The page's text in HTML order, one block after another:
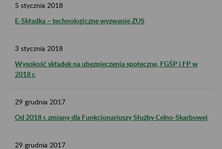
5 stycznia 2018
E-Składka – technologiczne wyzwanie ZUS
3 stycznia 2018
Wysokość składek na ubezpieczenia społeczne, FGŚP i FP w
2018 r.
29 grudnia 2017
Od 2018 r. zmiany dla Funkcjonariuszy Służby Celno-Skarbowej
29 grudnia 2017